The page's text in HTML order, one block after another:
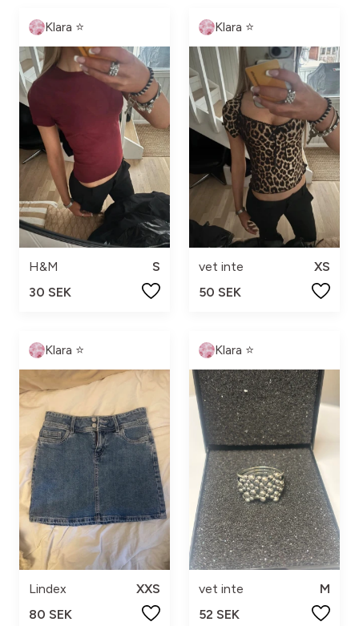
Klara ⭐️
H&M
S
30 SEK
Klara ⭐️
vet inte
XS
50 SEK
Klara ⭐️
Lindex
XXS
80 SEK
Klara ⭐️
vet inte
M
52 SEK